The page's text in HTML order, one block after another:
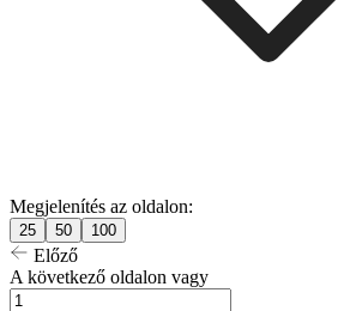
Megjelenítés az oldalon:
25 50 100
Előző
A következő oldalon vagy